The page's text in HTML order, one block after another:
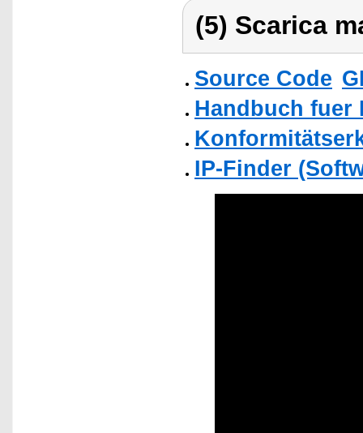
(5) Scarica
Source Code
Handbuch fuer
IP-Finder